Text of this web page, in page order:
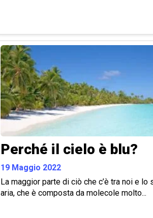
Perché il cielo è blu?
19 Maggio 2022
La maggior parte di ciò che c’è tra noi e lo
aria, che è composta da molecole molto...